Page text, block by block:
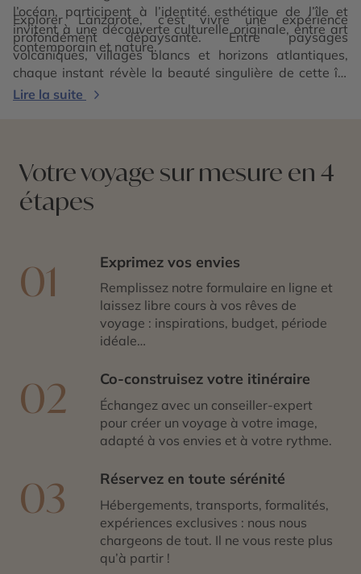
l’océan, participent à l’identité esthétique de l’île et
invitent à une découverte culturelle originale, entre art
contemporain et nature.
Explorer Lanzarote, c’est vivre une expérience
profondément dépaysante. Entre paysages
volcaniques, villages blancs et horizons atlantiques,
chaque instant révèle la beauté singulière de cette île
façonnée par le feu et le vent. Une parenthèse minérale
Lire la suite
Votre voyage sur mesure en 4
étapes
01 Exprimez vos envies
Remplissez notre formulaire en ligne et
laissez libre cours à vos rêves de
voyage : inspirations, budget, période
idéale…
02 Co-construisez votre itinéraire
Échangez avec un conseiller-expert
pour créer un voyage à votre image,
adapté à vos envies et à votre rythme.
03 Réservez en toute sérénité
Hébergements, transports, formalités,
expériences exclusives : nous nous
chargeons de tout. Il ne vous reste plus
qu’à partir !